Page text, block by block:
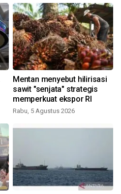
Mentan menyebut hilirisasi
sawit "senjata" strategis
memperkuat ekspor RI
Rabu, 5 Agustus 2026